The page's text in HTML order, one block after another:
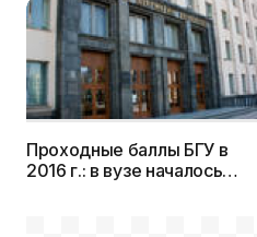
Проходные баллы БГУ в
2016 г.: в вузе началось